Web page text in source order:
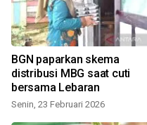
BGN paparkan skema
distribusi MBG saat cuti
bersama Lebaran
Senin, 23 Februari 2026